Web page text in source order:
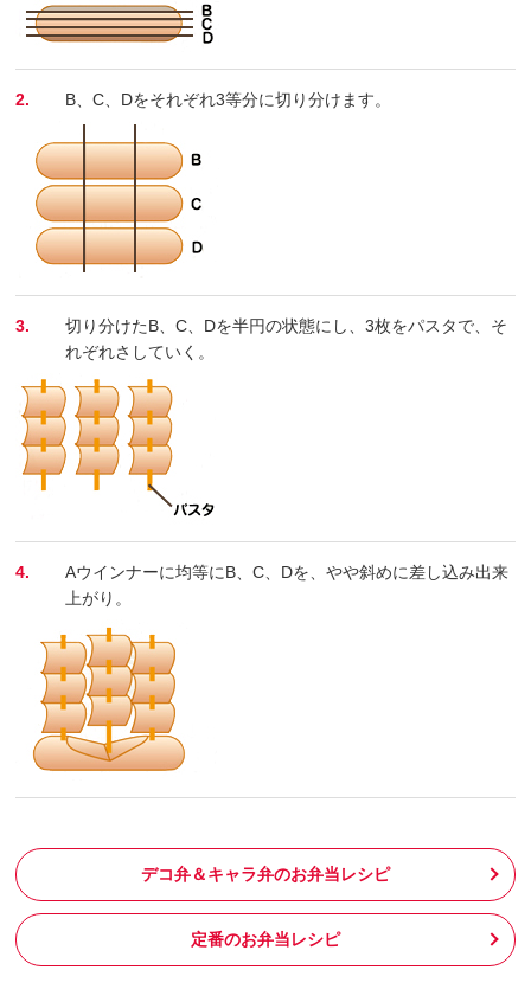
2. B、C、Dをそれぞれ3等分に切り分けます。
3.
切り分けたB、C、Dを半円の状態にし、3枚をパスタで、そ
れぞれさしていく。
4.
Aウインナーに均等にB、C、Dを、やや斜めに差し込み出来
上がり。
デコ弁＆キャラ弁のお弁当レシピ
定番のお弁当レシピ